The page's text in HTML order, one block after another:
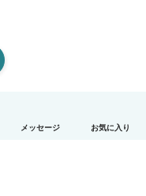
メッセージ お気に入り